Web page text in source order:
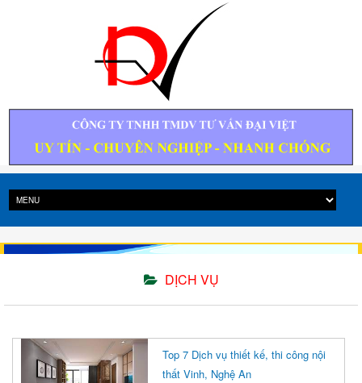
DỊCH VỤ
Top 7 Dịch vụ thiết kế, thi công nội
thất Vinh, Nghệ An